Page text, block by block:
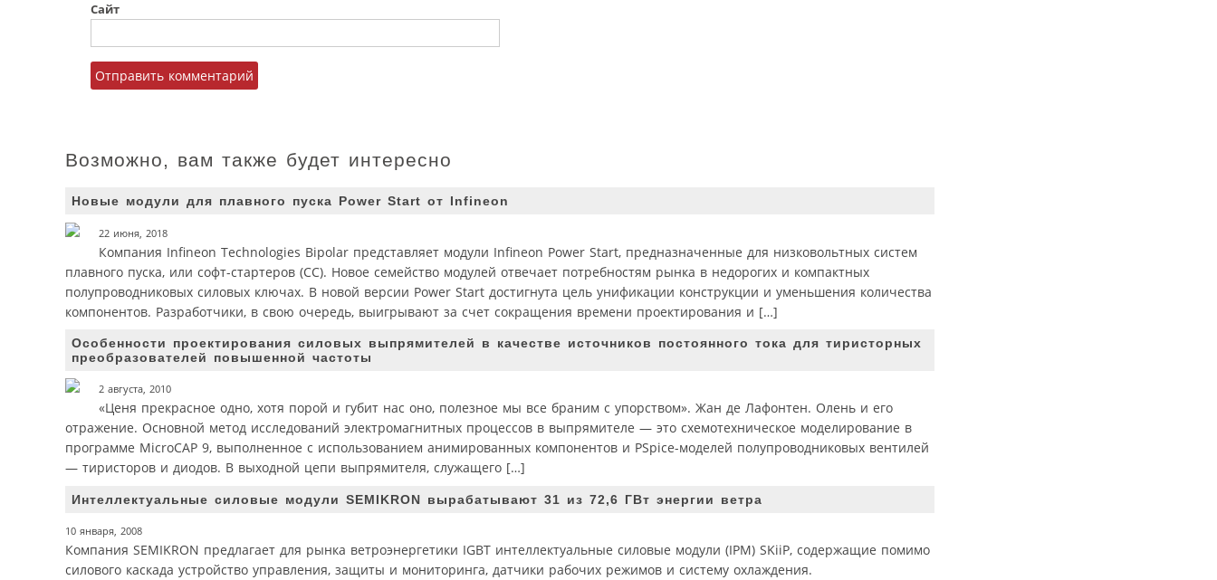
Сайт
Возможно, вам также будет интересно
Новые модули для плавного пуска Power Start от Infineon
22 июня, 2018
Компания Infineon Technologies Bipolar представляет модули Infineon Power Start, предназначенные для низковольтных систем
плавного пуска, или софт-стартеров (СС). Новое семейство модулей отвечает потребностям рынка в недорогих и компактных
полупроводниковых силовых ключах. В новой версии Power Start достигнута цель унификации конструкции и уменьшения количества
компонентов. Разработчики, в свою очередь, выигрывают за счет сокращения времени проектирования и […]
Особенности проектирования силовых выпрямителей в качестве источников постоянного тока для тиристорных
преобразователей повышенной частоты
2 августа, 2010
«Ценя прекрасное одно, хотя порой и губит нас оно, полезное мы все браним с упорством». Жан де Лафонтен. Олень и его
отражение. Основной метод исследований электромагнитных процессов в выпрямителе — это схемотехническое моделирование в
программе MicroCAP 9, выполненное с использованием анимированных компонентов и PSpice-моделей полупроводниковых вентилей
— тиристоров и диодов. В выходной цепи выпрямителя, служащего […]
Интеллектуальные силовые модули SEMIKRON вырабатывают 31 из 72,6 ГВт энергии ветра
10 января, 2008
Компания SEMIKRON предлагает для рынка ветроэнергетики IGBT интеллектуальные силовые модули (IPM) SKiiP, содержащие помимо
силового каскада устройство управления, защиты и мониторинга, датчики рабочих режимов и систему охлаждения.